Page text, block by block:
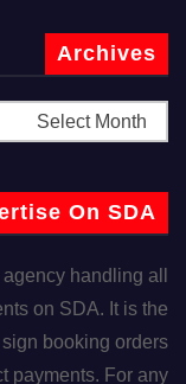
Archives
On SDA
handling all
on SDA. It is the
booking orders
payments. For any